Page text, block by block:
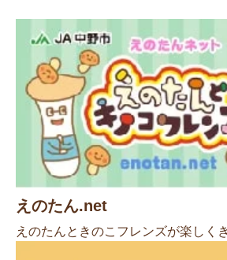
えのたん.net
えのたんときのこフレンズが楽しく